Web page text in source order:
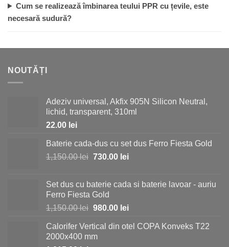
Cum se realizează îmbinarea teului PPR cu țevile, este
necesară sudură?
NOUTĂȚI
Adeziv universal, Akfix 905N Silicon Neutral,
lichid, transparent, 310ml
22.00 lei
Baterie cada-dus cu set dus Ferro Fiesta Gold
1,150.00lei Prețul
fost:
1,150.00 lei.
730.00 leiPrețul
730.00 lei.
Set dus cu baterie cada si baterie lavoar - auriu
Ferro Fiesta Gold
1,150.00lei Prețul
a
fost:
980.00 leiPrețul
este:
Calorifer Vertical din otel COPA Konveks T22
2000x400 mm